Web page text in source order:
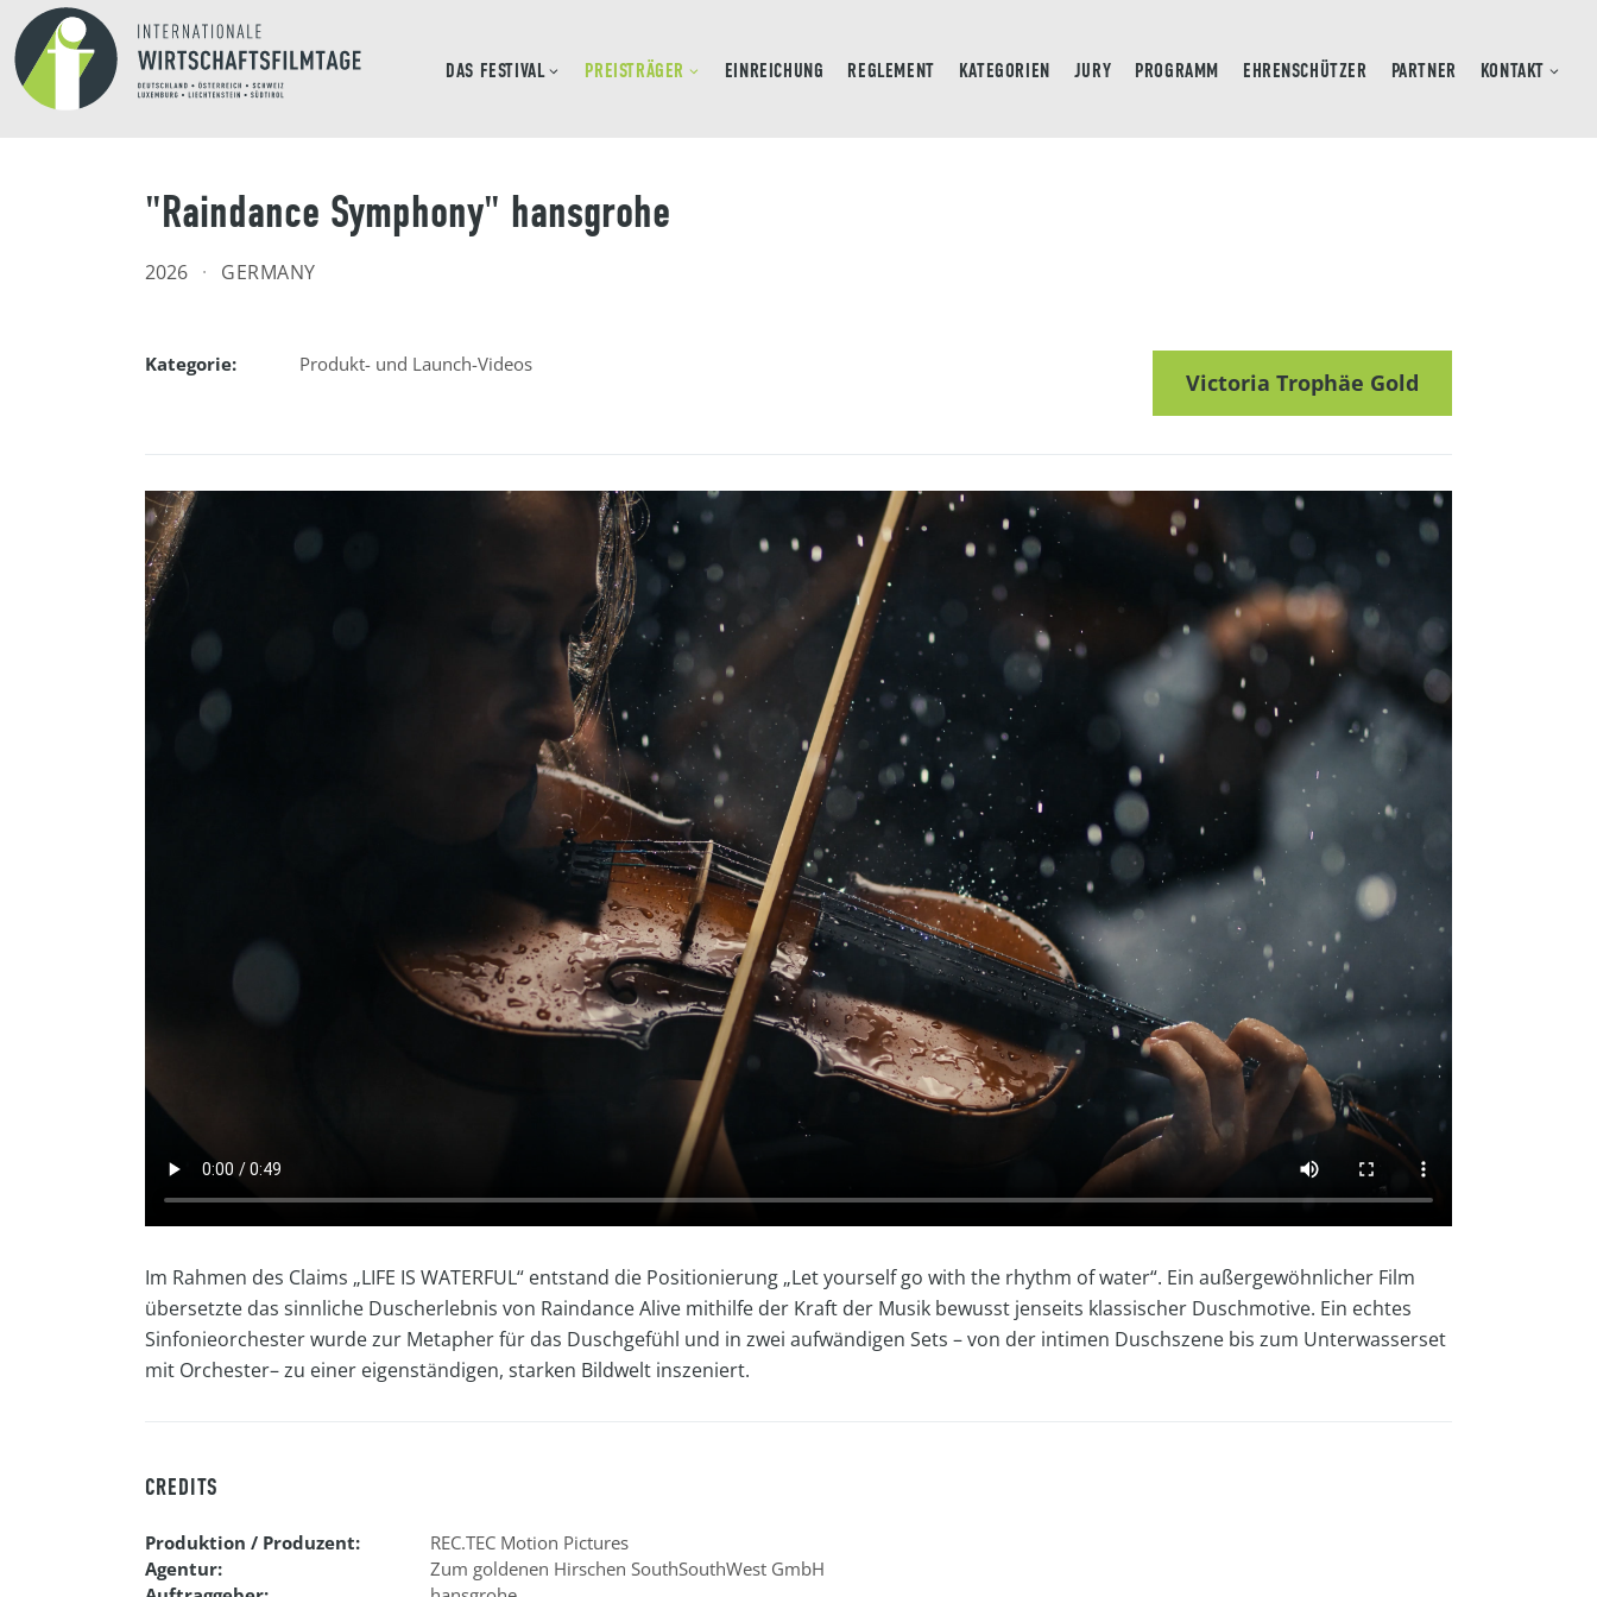
DAS FESTIVAL PREISTRÄGER EINREICHUNG REGLEMENT KATEGORIEN JURY PROGRAMM EHRENSCHÜTZER PARTNER KONTAKT
"Raindance Symphony" hansgrohe
2026 · GERMANY
Kategorie: Produkt- und Launch-Videos
Victoria Trophäe Gold
Im Rahmen des Claims „LIFE IS WATERFUL“ entstand die Positionierung „Let yourself go with the rhythm of water“. Ein außergewöhnlicher Film
übersetzte das sinnliche Duscherlebnis von Raindance Alive mithilfe der Kraft der Musik bewusst jenseits klassischer Duschmotive. Ein echtes
Sinfonieorchester wurde zur Metapher für das Duschgefühl und in zwei aufwändigen Sets – von der intimen Duschszene bis zum Unterwasserset
mit Orchester– zu einer eigenständigen, starken Bildwelt inszeniert.
CREDITS
Produktion / Produzent:
REC.TEC Motion Pictures
Agentur:
Zum goldenen Hirschen SouthSouthWest GmbH